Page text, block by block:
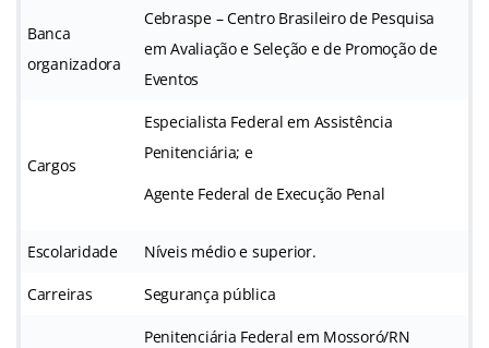
Banca
organizadora
Cebraspe – Centro Brasileiro de Pesquisa
em Avaliação e Seleção e de Promoção de
Eventos
Cargos
Especialista Federal em Assistência
Penitenciária; e
Agente Federal de Execução Penal
Escolaridade Níveis médio e superior.
Carreiras Segurança pública
Penitenciária Federal em Mossoró/RN